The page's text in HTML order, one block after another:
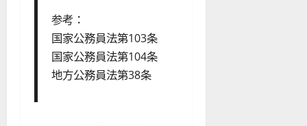
参考：
国家公務員法第103条
国家公務員法第104条
地方公務員法第38条